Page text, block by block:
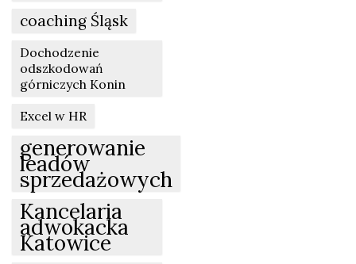
coaching Śląsk
Dochodzenie
odszkodowań
górniczych Konin
Excel w HR
generowanie
leadów
sprzedażowych
Kancelaria
adwokacka
Katowice